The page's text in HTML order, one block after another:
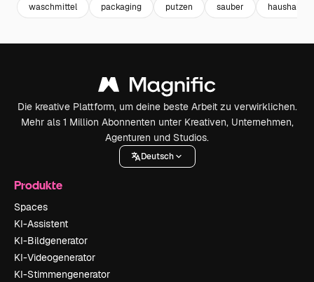
waschmittel packaging putzen sauber haushalt
Die kreative Plattform, um deine beste Arbeit zu verwirklichen.
Mehr als 1 Million Abonnenten unter Kreativen, Unternehmen,
Agenturen und Studios.
Deutsch
Produkte
Spaces
KI-Assistent
KI-Bildgenerator
KI-Videogenerator
KI-Stimmengenerator